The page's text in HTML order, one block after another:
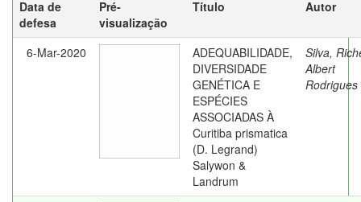
Data de
defesa
Pré-
visualização
Título Autor
6-Mar-2020
ADEQUABILIDADE,
DIVERSIDADE
GENÉTICA E
ESPÉCIES
ASSOCIADAS À
Curitiba prismatica
(D. Legrand)
Salywon &
Landrum
Silva,
Albert
Rodrigues